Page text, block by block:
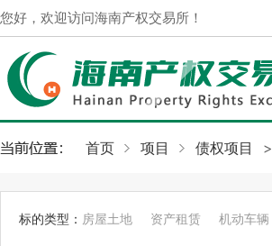
您好，欢迎访问海南产权交易所！
首页 项目 >
债权项目
标的类型： 房屋土地 资产租赁 机动车辆